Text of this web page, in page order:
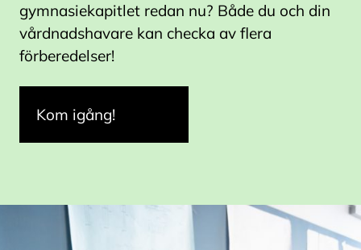
gymnasiekapitlet redan nu? Både du och din
vårdnadshavare kan checka av flera
förberedelser!
Kom igång!